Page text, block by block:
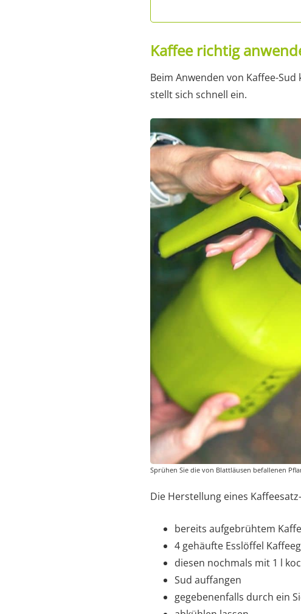
Kaffee richtig
Beim Anwenden von Kaffee-
stellt sich schnell ein.
Sprühen Sie die von Blattläusen befallenen
Die Herstellung eines
bereits aufgebrühtem
4 gehäufte Esslöffel
diesen nochmals mit 1 l
Sud auffangen
gegebenenfalls durch ein